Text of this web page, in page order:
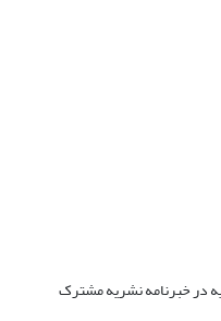
در خبرنامه نشریه مشترک